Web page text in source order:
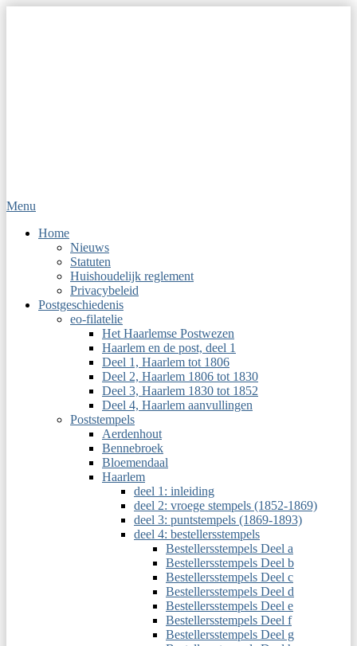
Menu
Primair
Home
Nieuws
Statuten
Huishoudelijk reglement
Privacybeleid
Postgeschiedenis
eo-filatelie
Het Haarlemse Postwezen
Haarlem en de post, deel 1
Deel 1, Haarlem tot 1806
Deel 2, Haarlem 1806 tot 1830
Deel 3, Haarlem 1830 tot 1852
Deel 4, Haarlem aanvullingen
Poststempels
Aerdenhout
Bennebroek
Bloemendaal
Haarlem
deel 1: inleiding
deel 2: vroege stempels (1852-1869)
deel 3: puntstempels (1869-1893)
deel 4: bestellersstempels
Bestellersstempels Deel a
Bestellersstempels Deel b
Bestellersstempels Deel c
Bestellersstempels Deel d
Bestellersstempels Deel e
Bestellersstempels Deel f
Bestellersstempels Deel g